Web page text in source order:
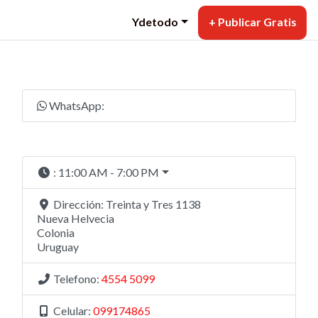
Ydetodo + Publicar Gratis
WhatsApp:
: 11:00 AM - 7:00 PM
Dirección: Treinta y Tres 1138
Nueva Helvecia
Colonia
Uruguay
Telefono: 4554 5099
Celular: 099174865